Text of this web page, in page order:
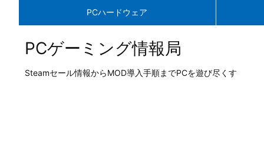
PCハードウェア
PCゲーミング情報局
Steamセール情報からMOD導入手順までPCを遊び尽くす